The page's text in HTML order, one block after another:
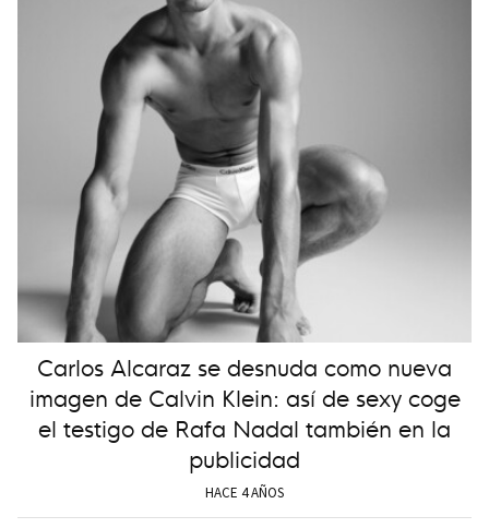
Carlos Alcaraz se desnuda como nueva
imagen de Calvin Klein: así de sexy coge
el testigo de Rafa Nadal también en la
publicidad
HACE 4 AÑOS